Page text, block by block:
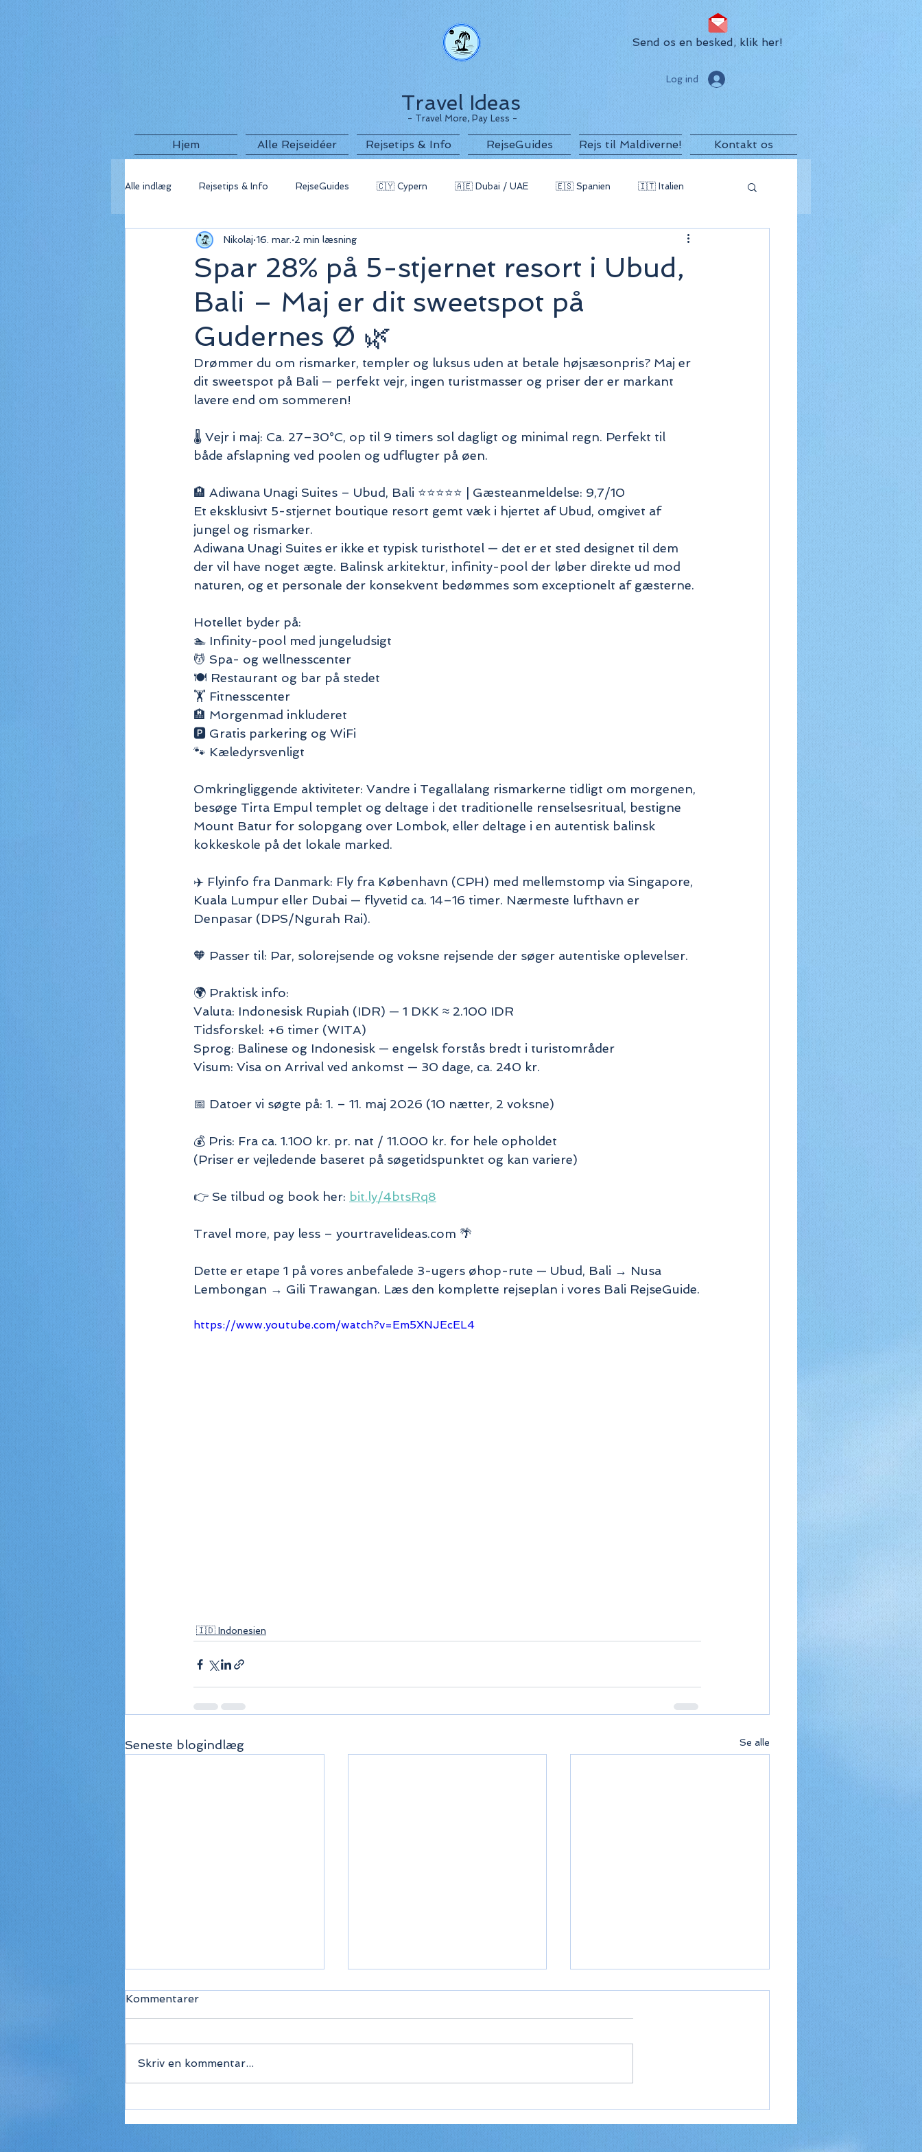
Travel Ideas
- Travel More, Pay Less -
Send os en besked, klik her!
Log ind
Hjem Alle Rejseidéer Rejsetips & Info RejseGuides Rejs til Maldiverne! Kontakt os
Alle indlæg Rejsetips & Info RejseGuides 🇨🇾 Cypern 🇦🇪 Dubai / UAE 🇪🇸 Spanien 🇮🇹 Italien
🇬🇷 Grækenland 🇫🇷 Frankrig 🇧🇬 Bulgarien 🇲🇺 Mauritius
🇮🇸 Island 🇮🇩 Indonesien 🇪🇬 Egypten
Spar 28% på 5-stjernet resort i Ubud,
Bali – Maj er dit sweetspot på
Gudernes Ø 🌿
Nikolaj 16. mar. 2 min læsning
Drømmer du om rismarker, templer og luksus uden at betale højsæsonpris? Maj er
dit sweetspot på Bali — perfekt vejr, ingen turistmasser og priser der er markant
lavere end om sommeren!
🌡️ Vejr i maj: Ca. 27–30°C, op til 9 timers sol dagligt og minimal regn. Perfekt til
både afslapning ved poolen og udflugter på øen.
🏨 Adiwana Unagi Suites – Ubud, Bali ⭐⭐⭐⭐⭐ | Gæsteanmeldelse: 9,7/10
Et eksklusivt 5-stjernet boutique resort gemt væk i hjertet af Ubud, omgivet af
jungel og rismarker.
Adiwana Unagi Suites er ikke et typisk turisthotel — det er et sted designet til dem
der vil have noget ægte. Balinsk arkitektur, infinity-pool der løber direkte ud mod
naturen, og et personale der konsekvent bedømmes som exceptionelt af gæsterne.
Hotellet byder på:
🏊 Infinity-pool med jungeludsigt
💆 Spa- og wellnesscenter
🍽️ Restaurant og bar på stedet
🏋️ Fitnesscenter
🏨 Morgenmad inkluderet
🅿️ Gratis parkering og WiFi
🐾 Kæledyrsvenligt
Omkringliggende aktiviteter: Vandre i Tegallalang rismarkerne tidligt om morgenen,
besøge Tirta Empul templet og deltage i det traditionelle renselsesritual, bestigne
Mount Batur for solopgang over Lombok, eller deltage i en autentisk balinsk
kokkeskole på det lokale marked.
✈️ Flyinfo fra Danmark: Fly fra København (CPH) med mellemstomp via Singapore,
Kuala Lumpur eller Dubai — flyvetid ca. 14–16 timer. Nærmeste lufthavn er
Denpasar (DPS/Ngurah Rai).
🧡 Passer til: Par, solorejsende og voksne rejsende der søger autentiske oplevelser.
🌍 Praktisk info:
Valuta: Indonesisk Rupiah (IDR) — 1 DKK ≈ 2.100 IDR
Tidsforskel: +6 timer (WITA)
Sprog: Balinese og Indonesisk — engelsk forstås bredt i turistområder
Visum: Visa on Arrival ved ankomst — 30 dage, ca. 240 kr.
📅 Datoer vi søgte på: 1. – 11. maj 2026 (10 nætter, 2 voksne)
💰 Pris: Fra ca. 1.100 kr. pr. nat / 11.000 kr. for hele opholdet
(Priser er vejledende baseret på søgetidspunktet og kan variere)
👉 Se tilbud og book her: bit.ly/4btsRq8
Travel more, pay less – yourtravelideas.com 🌴
Dette er etape 1 på vores anbefalede 3-ugers øhop-rute — Ubud, Bali → Nusa
Lembongan → Gili Trawangan. Læs den komplette rejseplan i vores Bali RejseGuide.
https://www.youtube.com/watch?v=Em5XNJEcEL4
🇮🇩 Indonesien
Seneste blogindlæg Se alle
bilfrie paradis der er svært
Den hemmelighed de
🇮🇩
Kommentarer
Skriv en kommentar...